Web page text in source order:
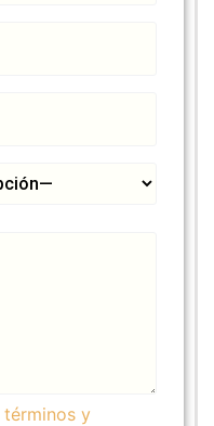
términos y